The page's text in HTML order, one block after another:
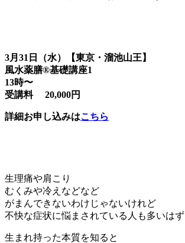
3月31日（水）【東京・溜池山王】
風水薬膳®基礎講座1
13時〜
受講料 20,000円
詳細お申し込みはこちら
生理痛や肩こり
むくみや冷えなどなど
がまんできないわけじゃないけれど
不快な症状に悩まされている人も多いはず
生まれ持った本質を知ると